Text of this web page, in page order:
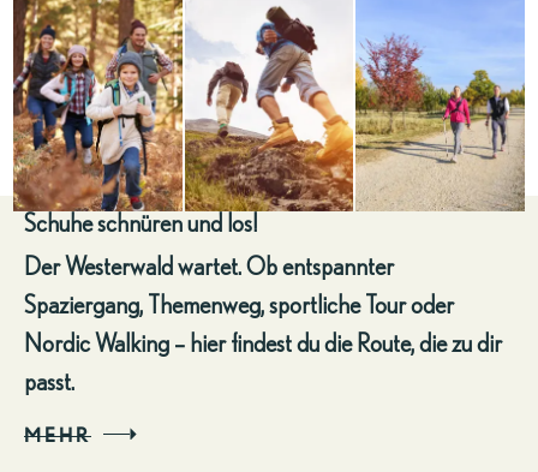
Schuhe schnüren und los!
Der Westerwald wartet. Ob entspannter
Spaziergang, Themenweg, sportliche Tour oder
Nordic Walking – hier findest du die Route, die zu dir
passt.
MEHR